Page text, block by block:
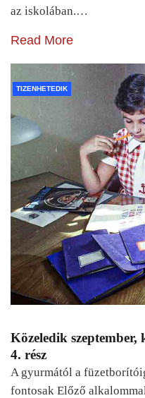
az iskolában.…
Read More
TIZENHETEDIK
Közeledik szeptember,
4. rész
A gyurmától a
fontosak Előző